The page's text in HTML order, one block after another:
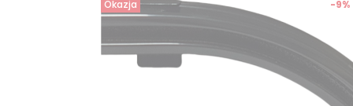
Okazja -9%